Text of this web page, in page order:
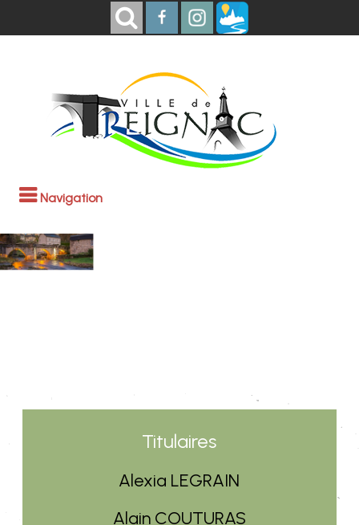
Navigation
Titulaires
Alexia LEGRAIN
Alain COUTURAS